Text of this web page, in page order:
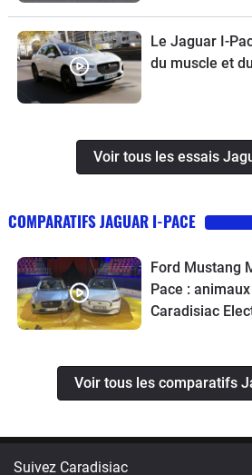
Le Jaguar I-
du muscle et
Voir tous les essais
COMPARATIFS JAGUAR I-PACE
Ford Mustang
Pace :
Caradisiac
Voir tous les comparatifs
Suivez Caradisiac